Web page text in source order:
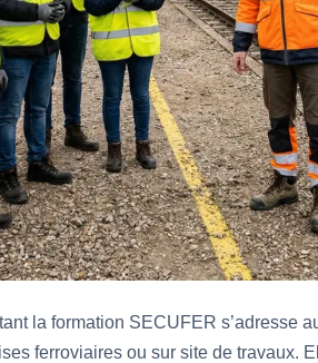
la formation SECUFER s’adresse
ferroviaires ou sur site de travaux.